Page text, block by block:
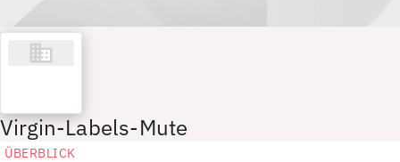
Virgin-Labels-Mute
ÜBERBLICK